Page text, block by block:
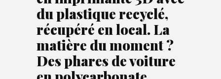
du plastique recyclé,
récupéré en local. La
matière du moment ?
Des phares de voiture